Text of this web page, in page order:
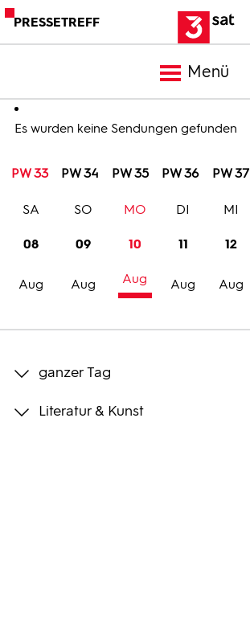
PRESSETREFF
Menü
Meldungen
Programm
Trailer
Bilder
Es wurden keine Sendungen gefunden
PW 33 PW 34 PW 35 PW 36 PW 37
08
Aug
SA
09
Aug
SO
10
Aug
MO
11
Aug
DI
12
Aug
MI
ganzer Tag
Literatur & Kunst